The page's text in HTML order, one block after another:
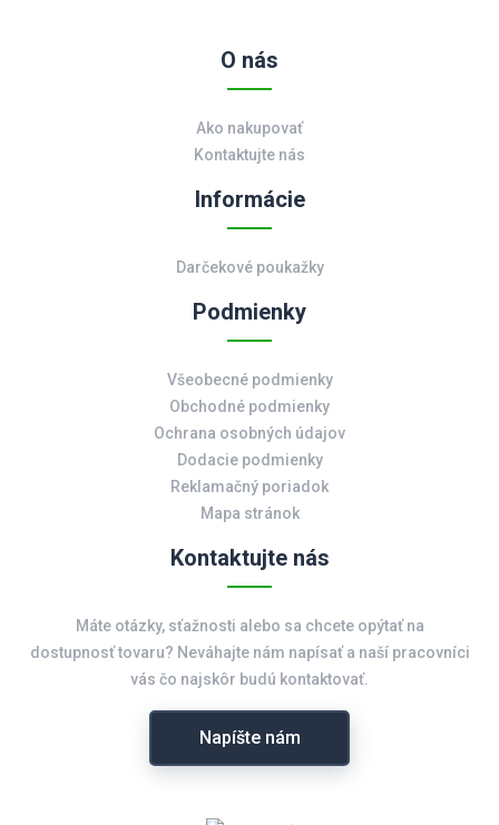
O nás
Ako nakupovať
Kontaktujte nás
Informácie
Darčekové poukažky
Podmienky
Všeobecné podmienky
Obchodné podmienky
Ochrana osobných údajov
Dodacie podmienky
Reklamačný poriadok
Mapa stránok
Kontaktujte nás
Máte otázky, sťažnosti alebo sa chcete opýtať na
dostupnosť tovaru? Neváhajte nám napísať a naší pracovníci
vás čo najskôr budú kontaktovať.
Napíšte nám